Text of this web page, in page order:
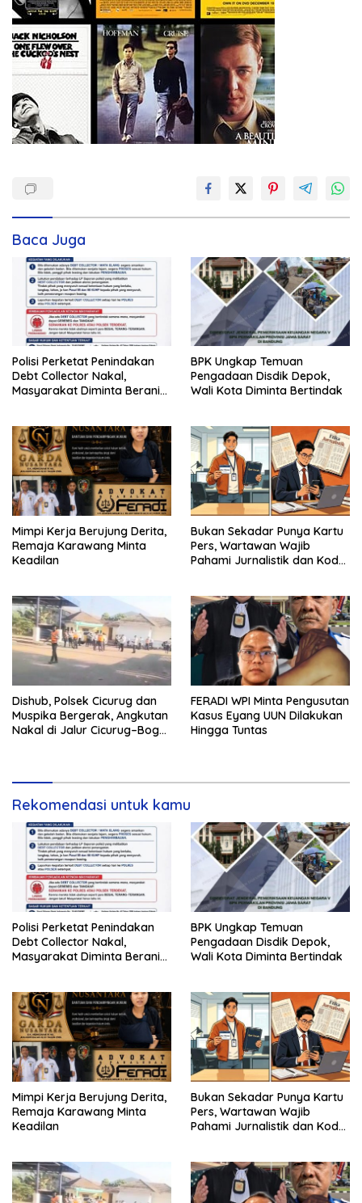
Baca Juga
Polisi Perketat Penindakan
Debt Collector Nakal,
Masyarakat Diminta Berani
BPK Ungkap Temuan
Pengadaan Disdik Depok,
Wali Kota Diminta Bertindak
Mimpi Kerja Berujung Derita,
Remaja Karawang Minta
Keadilan
Bukan Sekadar Punya Kartu
Pers, Wartawan Wajib
Pahami Jurnalistik dan Kode
Dishub, Polsek Cicurug dan
Muspika Bergerak, Angkutan
Nakal di Jalur Cicurug–Bogor
FERADI WPI Minta Pengusutan
Kasus Eyang UUN Dilakukan
Hingga Tuntas
Rekomendasi untuk kamu
Polisi Perketat Penindakan
Debt Collector Nakal,
Masyarakat Diminta Berani
BPK Ungkap Temuan
Pengadaan Disdik Depok,
Wali Kota Diminta Bertindak
Mimpi Kerja Berujung Derita,
Remaja Karawang Minta
Keadilan
Bukan Sekadar Punya Kartu
Pers, Wartawan Wajib
Pahami Jurnalistik dan Kode